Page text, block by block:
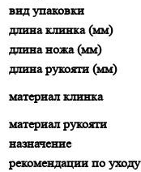
вид упаковки
длина клинка (мм)
длина ножа (мм)
длина рукояти (мм)
материал клинка
материал рукояти
назначение
рекомендации по уходу